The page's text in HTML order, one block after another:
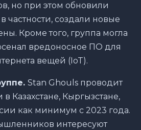
но при этом обновили
частности, создали новые
Кроме того, группа могла
вредоносное ПО для
вещей (IoT).
Stan Ghouls проводит
Казахстане, Кыргызстане,
как минимум с 2023 года.
интересуют